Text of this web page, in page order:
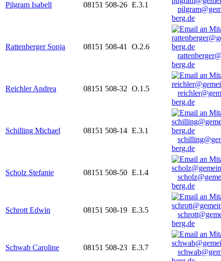
Pilgram Isabell 08151 508-26 E.3.1
berg.de
Rattenberger Sonja 08151 508-41
O.2.6
berg.de
Reichler Andrea 08151 508-32 O.1.5
berg.de
Schilling Michael 08151 508-14 E.3.1
berg.de
Scholz Stefanie 08151 508-50 E.1.4
berg.de
Schrott Edwin 08151 508-19 E.3.5
berg.de
Schwab Caroline 08151 508-23 E.3.7